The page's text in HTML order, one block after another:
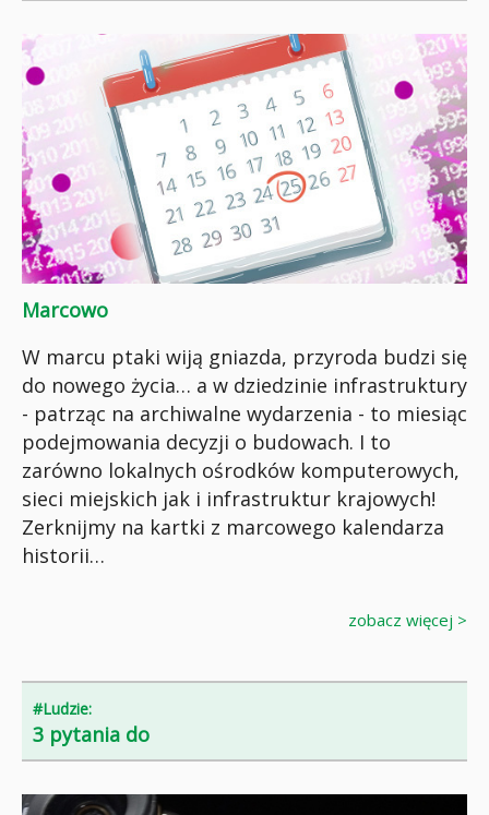
Marcowo
W marcu ptaki wiją gniazda, przyroda budzi się
do nowego życia… a w dziedzinie infrastruktury
- patrząc na archiwalne wydarzenia - to miesiąc
podejmowania decyzji o budowach. I to
zarówno lokalnych ośrodków komputerowych,
sieci miejskich jak i infrastruktur krajowych!
Zerknijmy na kartki z marcowego kalendarza
historii…
zobacz więcej >
#Ludzie:
3 pytania do